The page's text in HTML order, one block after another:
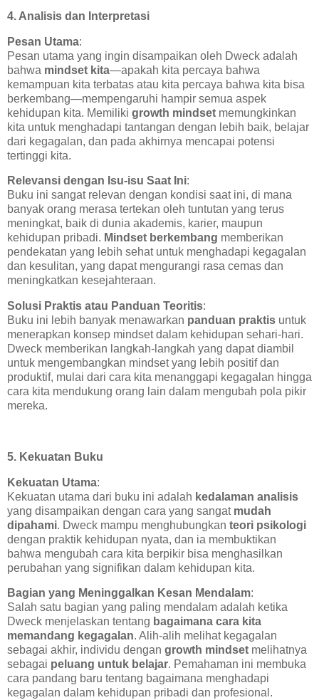
4. Analisis dan Interpretasi
Pesan Utama:
Pesan utama yang ingin disampaikan oleh Dweck adalah
bahwa mindset kita—apakah kita percaya bahwa
kemampuan kita terbatas atau kita percaya bahwa kita bisa
berkembang—mempengaruhi hampir semua aspek
kehidupan kita. Memiliki growth mindset memungkinkan
kita untuk menghadapi tantangan dengan lebih baik, belajar
dari kegagalan, dan pada akhirnya mencapai potensi
tertinggi kita.
Relevansi dengan Isu-isu Saat Ini:
Buku ini sangat relevan dengan kondisi saat ini, di mana
banyak orang merasa tertekan oleh tuntutan yang terus
meningkat, baik di dunia akademis, karier, maupun
kehidupan pribadi. Mindset berkembang memberikan
pendekatan yang lebih sehat untuk menghadapi kegagalan
dan kesulitan, yang dapat mengurangi rasa cemas dan
meningkatkan kesejahteraan.
Solusi Praktis atau Panduan Teoritis:
Buku ini lebih banyak menawarkan panduan praktis untuk
menerapkan konsep mindset dalam kehidupan sehari-hari.
Dweck memberikan langkah-langkah yang dapat diambil
untuk mengembangkan mindset yang lebih positif dan
produktif, mulai dari cara kita menanggapi kegagalan hingga
cara kita mendukung orang lain dalam mengubah pola pikir
mereka.
5. Kekuatan Buku
Kekuatan Utama:
Kekuatan utama dari buku ini adalah kedalaman analisis
yang disampaikan dengan cara yang sangat mudah
dipahami. Dweck mampu menghubungkan teori psikologi
dengan praktik kehidupan nyata, dan ia membuktikan
bahwa mengubah cara kita berpikir bisa menghasilkan
perubahan yang signifikan dalam kehidupan kita.
Bagian yang Meninggalkan Kesan Mendalam:
Salah satu bagian yang paling mendalam adalah ketika
Dweck menjelaskan tentang bagaimana cara kita
memandang kegagalan. Alih-alih melihat kegagalan
sebagai akhir, individu dengan growth mindset melihatnya
sebagai peluang untuk belajar. Pemahaman ini membuka
cara pandang baru tentang bagaimana menghadapi
kegagalan dalam kehidupan pribadi dan profesional.